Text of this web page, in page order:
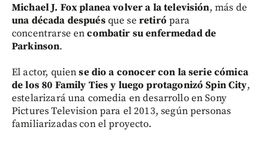
Michael J. Fox planea volver a la televisión, más de
una década despuésque se retiró para
concentrarse encombatir su enfermedad de
Parkinson.
El actor, quiense dio a conocer con la serie cómica
de los 80 Family Ties y luego protagonizó Spin City,
estelarizará una comedia en desarrollo en Sony
Pictures Television para el 2013, según personas
familiarizadas con el proyecto.